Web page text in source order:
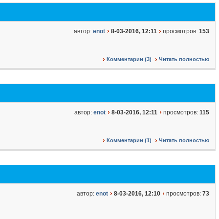
автор: enot 8-03-2016, 12:11 просмотров: 153
Комментарии (3) Читать полностью
автор: enot 8-03-2016, 12:11 просмотров: 115
Комментарии (1) Читать полностью
автор: enot 8-03-2016, 12:10 просмотров: 73